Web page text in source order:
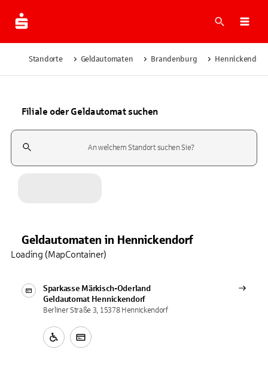
Suche
Standorte Geldautomaten Brandenburg Hennickendorf
Filiale oder Geldautomat suchen
Suchfeld
Geldautomaten in Hennickendorf
Sparkasse Märkisch-Oderland
Geldautomat Hennickendorf
Berliner Straße 3, 15378 Hennickendorf
Loading (MapContainer)